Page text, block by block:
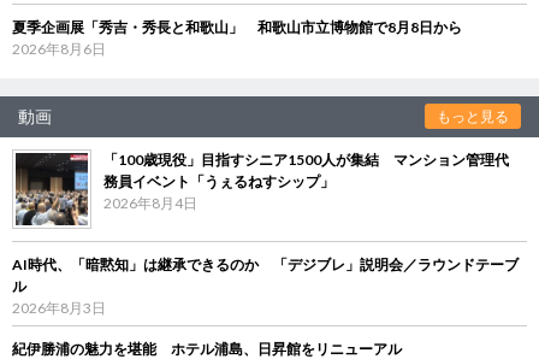
夏季企画展「秀吉・秀長と和歌山」 和歌山市立博物館で8月8日から
2026年8月6日
動画 もっと見る
「100歳現役」目指すシニア1500人が集結 マンション管理代
務員イベント「うぇるねすシップ」
2026年8月4日
AI時代、「暗黙知」は継承できるのか 「デジブレ」説明会／ラウンドテーブ
ル
2026年8月3日
紀伊勝浦の魅力を堪能 ホテル浦島、日昇館をリニューアル